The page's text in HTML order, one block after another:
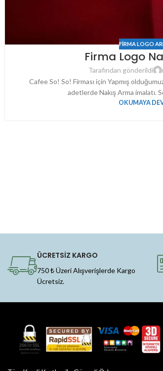
FIRMA LOGO
Firma Logo
Tarafından gönderildi
Cafee So! So! Firması için Yapmış
adetlerde Nakış Arma imalatı.
OKUMAYA
ÜCRETSİZ KARGO
750 ₺ Üzeri Alışverişlerde Kargo
Ücretsiz.